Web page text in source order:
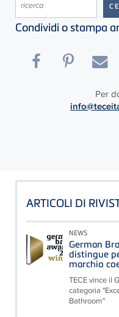
Condividi o stampa
Per
ARTICOLI DI
NEWS
German
distingue
marchio
TECE vince il
categoria
Bathroom"